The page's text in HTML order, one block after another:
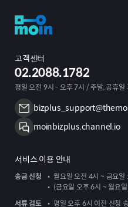
고객센터
02.2088.1782
평일 오전 9시 - 오후 7시 / 주말, 공휴일
moinbizplus.channel.io
서비스 이용 안내
송금 신청
월요일 오전 4시 ~ 금요일
(금요일 오후 6시 ~ 월요
서류 검토
평일 오후 6시 이전 신청